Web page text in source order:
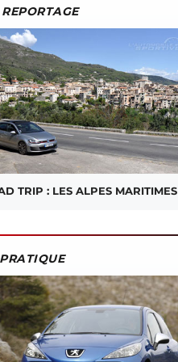
TRIP : LES ALPES MARITIMES